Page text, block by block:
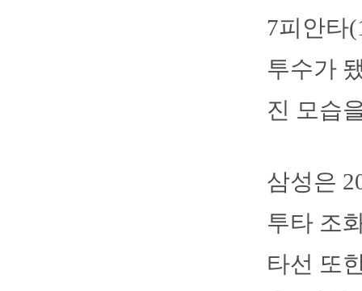
7피안타
투수가
진 모습
삼성은
투타 조
타선 또